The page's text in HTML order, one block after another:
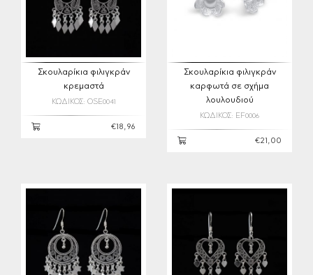
Σκουλαρίκια φιλιγκράν
κρεμαστά
ΚΩΔΙΚΟΣ: OSE0041
€18,96
Σκουλαρίκια φιλιγκράν
καρφωτά σε σχήμα
λουλουδιού
ΚΩΔΙΚΟΣ: EF0006
€21,00